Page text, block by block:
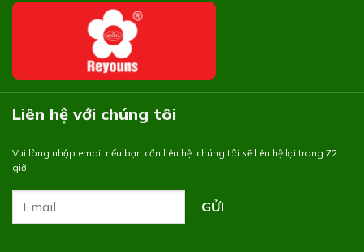
Liên hệ với chúng tôi
Vui lòng nhập email nếu bạn cần liên hệ, chúng tôi sẽ liên hệ lại trong 72
giờ.